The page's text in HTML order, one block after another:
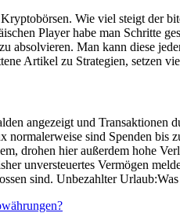
Wie viel steigt der
Player habe man Schritte
absolvieren. Man kann diese
Artikel zu Strategien, setzen
angezeigt und
sind Spenden bis
drohen hier außerdem hohe
unversteuertes Vermögen
sind. Unbezahlter